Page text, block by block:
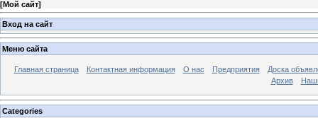
[Мой сайт]
Вход на сайт
Меню сайта
Главная страница Контактная информация О нас Предприятия
Доска
Архив
Categories